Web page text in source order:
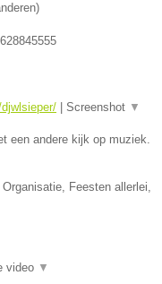
)
Screenshot ▼
een andere kijk op muziek.
Feesten allerlei,
video ▼